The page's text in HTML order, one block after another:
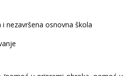
nezavršena osnovna škola